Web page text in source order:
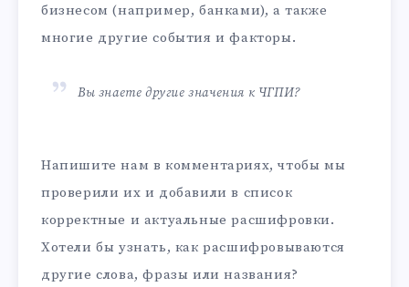
бизнесом (например, банками), а также
многие другие события и факторы.
Вы знаете другие значения к ЧГПИ?
Напишите нам в комментариях, чтобы мы
проверили их и добавили в список
корректные и актуальные расшифровки.
Хотели бы узнать, как расшифровываются
другие слова, фразы или названия?